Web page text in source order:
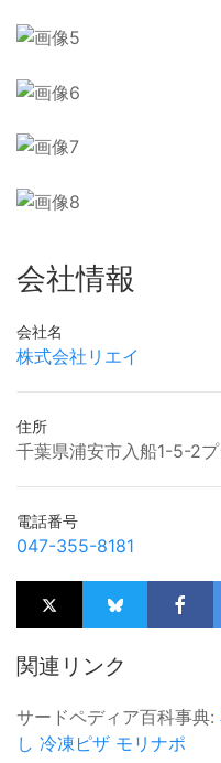
会社情報
会社名
株式会社リエイ
住所
千葉県浦安市入船1-5-2
電話番号
047-355-8181
関連リンク
サードペディア百科事典:
し 冷凍ピザ モリナポ